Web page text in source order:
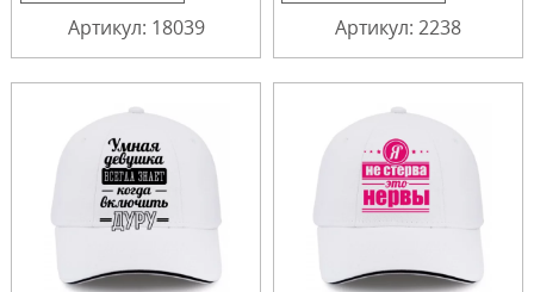
Артикул: 18039 Артикул: 2238